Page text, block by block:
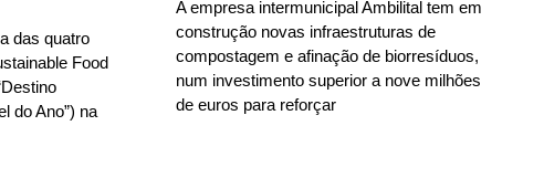
das quatro
Food
do Ano”) na
A empresa intermunicipal Ambilital tem em
construção novas infraestruturas de
compostagem e afinação de biorresíduos,
num investimento superior a nove milhões
de euros para reforçar